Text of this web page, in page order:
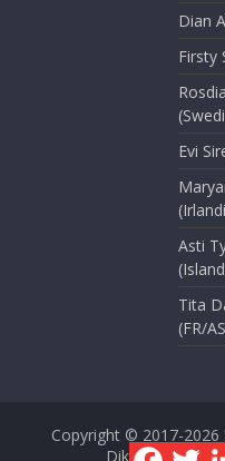
Dian
Firsty
Evi
Asti
Tita
(FR/
Copyright © 2017-2026
Dikelola oleh
F T